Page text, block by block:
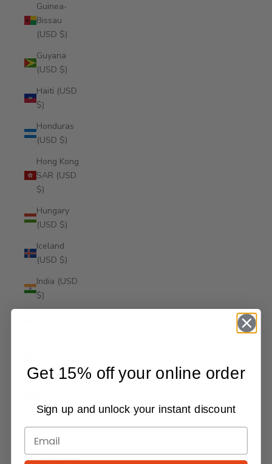
Guinea-
Bissau
(USD $)
Guyana
(USD $)
Haiti (USD
$)
Honduras
(USD $)
Hong Kong
SAR (USD
$)
Hungary
(USD $)
Iceland
(USD $)
India (USD
$)
$)
Israel (USD
Get 15% off your online order
Sign up and unlock your instant discount